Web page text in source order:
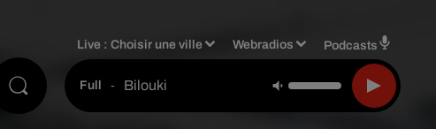
Live :Choisir une ville Webradios Podcasts
Full - Bilouki